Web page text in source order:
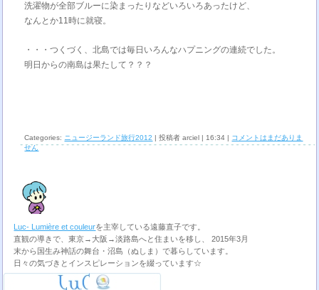
洗濯物が全部ブルーに染まったりなどいろいろあったけど、
なんとか11時に就寝。
・・・つくづく、北島では毎日いろんなハプニングの連続でした。
明日からの南島は果たして？？？
Categories: ニュージーランド旅行2012 | 投稿者 arciel | 16:34 | コメントはまだありま
せん
Luc- Lumière et couleurを主宰している遠藤直子です。
直観の導きで、東京→大阪→淡路島へと住まいを移し、 2015年3月
末から国生み神話の舞台・沼島（ぬしま）で暮らしています。
日々の気づきとインスピレーションを綴っています☆